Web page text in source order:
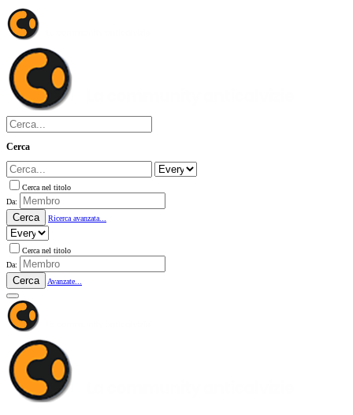
Cerca
Cerca nel titolo
Da:
Cerca Ricerca avanzata...
Cerca nel titolo
Da:
Cerca Avanzate...